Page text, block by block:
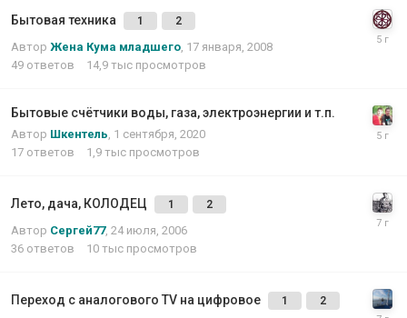
Бытовая техника 1 2
Автор Жена Кума младшего 17 января, 2008
49 ответов 14,9 тыс просмотров
Бытовые счётчики воды, газа, электроэнергии и т.п.
Автор Шкентель 1 сентября, 2020
17 ответов 1,9 тыс просмотров
Лето, дача, КОЛОДЕЦ 1 2
Автор Сергей77, 24 июля, 2006
36 ответов 10 тыс просмотров
Переход с аналогового TV на цифровое 1 2